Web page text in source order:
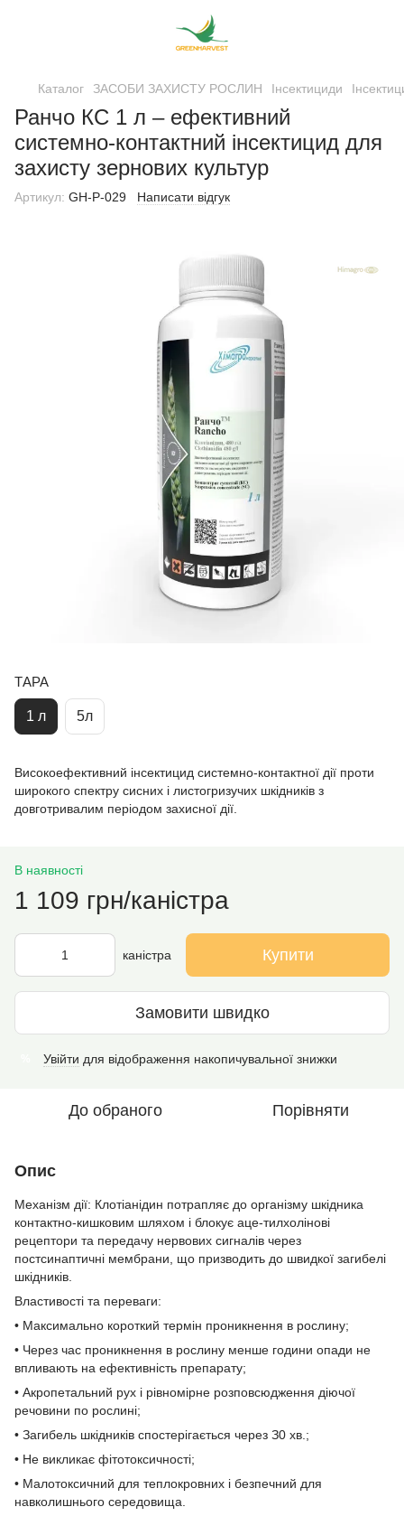
Каталог ЗАСОБИ ЗАХИСТУ РОСЛИН Інсектициди
Ранчо КС 1 л – ефективний
системно-контактний інсектицид для
захисту зернових культур
Артикул: GH-Р-029 Написати відгук
ТАРА
1 л 5л
Високоефективний інсектицид системно-контактної дії проти
широкого спектру сисних і листогризучих шкідників з
довготривалим періодом захисної дії.
В наявності
1 109 грн/каністра
каністра Купити
Замовити швидко
Увійти для відображення накопичувальної знижки
До обраного Порівняти
Опис
Механізм дії: Клотіанідин потрапляє до організму шкідника
контактно-кишковим шляхом і блокує аце-тилхолінові
рецептори та передачу нервових сигналів через
постсинаптичні мембрани, що призводить до швидкої загибелі
шкідників.
Властивості та переваги:
• Максимально короткий термін проникнення в рослину;
• Через час проникнення в рослину менше години опади не
впливають на ефективність препарату;
• Акропетальний рух і рівномірне розповсюдження діючої
речовини по рослині;
• Загибель шкідників спостерігається через З0 хв.;
• Не викликає фітотоксичності;
• Малотоксичний для теплокровних і безпечний для
навколишнього середовища.